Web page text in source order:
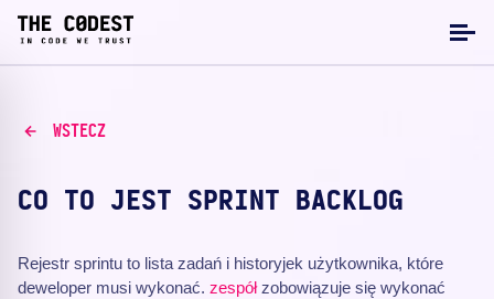
WSTECZ
CO TO JEST SPRINT BACKLOG
Rejestr sprintu to lista zadań i historyjek użytkownika, które
deweloper musi wykonać. zespółzobowiązuje się wykonać